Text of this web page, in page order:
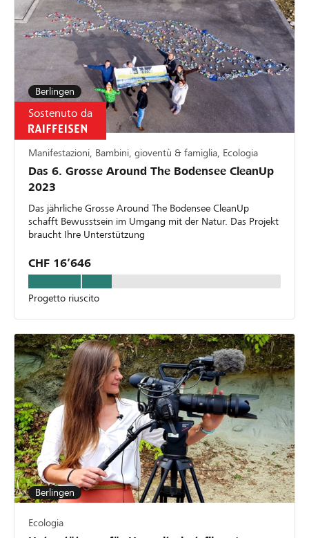
Berlingen
Sostenuto da
Manifestazioni, Bambini, gioventù & famiglia, Ecologia
Das 6. Grosse Around The Bodensee CleanUp
2023
Das jährliche Grosse Around The Bodensee CleanUp
schafft Bewusstsein im Umgang mit der Natur. Das Projekt
braucht Ihre Unterstützung
CHF 16’646
Progetto riuscito
Berlingen
Ecologia